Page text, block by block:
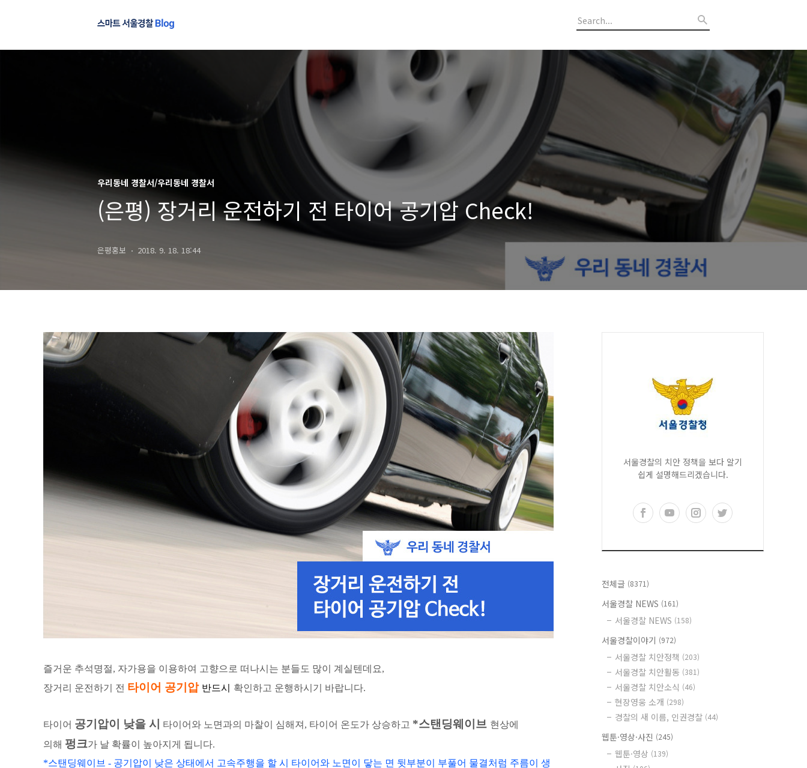
우리동네 경찰서/우리동네 경찰서
(은평) 장거리 운전하기 전 타이어 공기압 Check!
은평홍보 2018. 9. 18. 18:44
즐거운 추석명절, 자가용을 이용하여 고향으로 떠나시는 분들도 많이 계실텐데요,
장거리 운전하기 전 타이어 공기압 반드시 확인하고 운행하시기 바랍니다.
타이어 공기압이 낮을 시 타이어와 노면과의 마찰이 심해져, 타이어 온도가 상승하고 *스탠딩웨이브 현상에
의해 펑크가 날 확률이 높아지게 됩니다.
*스탠딩웨이브 - 공기압이 낮은 상태에서 고속주행을 할 시 타이어와 노면이 닿는 면 뒷부분이 부풀어 물결처럼 주름이 생
서울경찰의 치안 정책을 보다 알기
쉽게 설명해드리겠습니다.
전체글 (8371)
서울경찰 NEWS (161)
서울경찰 NEWS (158)
서울경찰이야기 (972)
서울경찰 치안정책 (203)
서울경찰 치안활동 (381)
서울경찰 치안소식 (46)
현장영웅 소개 (298)
경찰의 새 이름, 인권경찰 (44)
웹툰·영상·사진 (245)
웹툰·영상 (139)